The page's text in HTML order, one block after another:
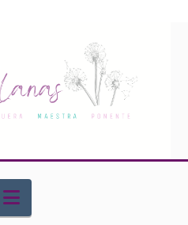
Navigation